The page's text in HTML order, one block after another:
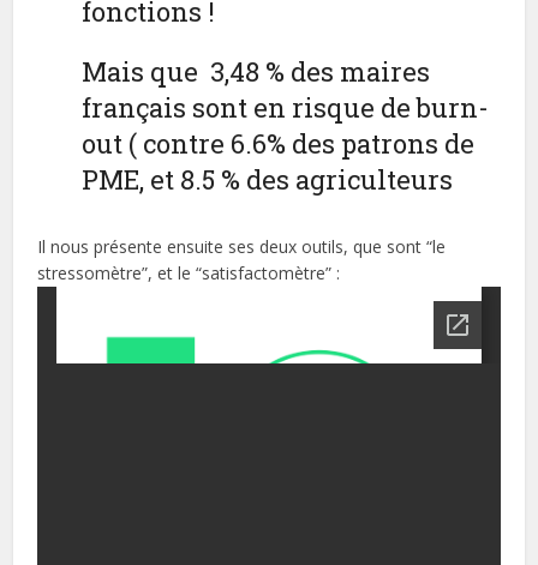
fonctions !
Mais que 3,48 % des maires
français sont en risque de burn-
out ( contre 6.6% des patrons de
PME, et 8.5 % des agriculteurs
Il nous présente ensuite ses deux outils, que sont “le
stressomètre”, et le “satisfactomètre” :